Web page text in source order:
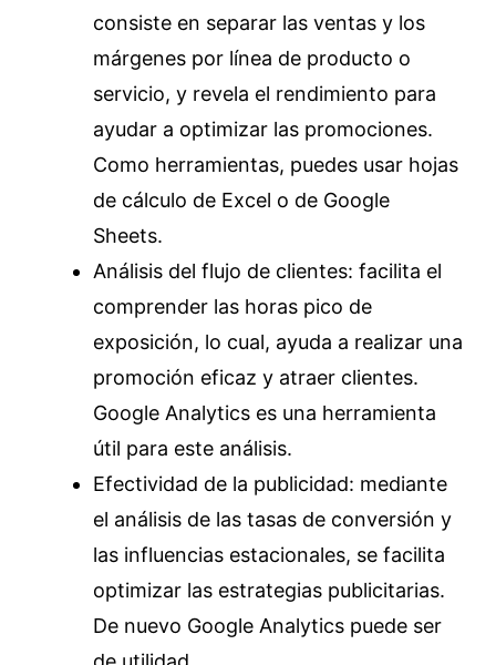
consiste en separar las ventas y los
márgenes por línea de producto o
servicio, y revela el rendimiento para
ayudar a optimizar las promociones.
Como herramientas, puedes usar hojas
de cálculo de Excel o de Google
Sheets.
Análisis del flujo de clientes: facilita el
comprender las horas pico de
exposición, lo cual, ayuda a realizar una
promoción eficaz y atraer clientes.
Google Analytics es una herramienta
útil para este análisis.
Efectividad de la publicidad: mediante
el análisis de las tasas de conversión y
las influencias estacionales, se facilita
optimizar las estrategias publicitarias.
De nuevo Google Analytics puede ser